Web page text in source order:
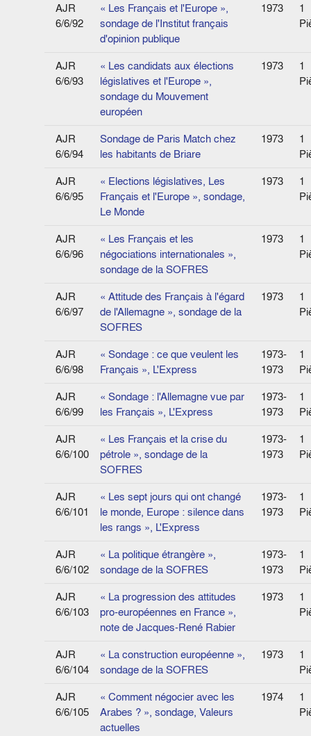
AJR
6/6/92
« Les Français et l'Europe »,
sondage de l'Institut français
d'opinion publique
1973
1
AJR
6/6/93
« Les candidats aux élections
législatives et l'Europe »,
sondage du Mouvement
européen
1973
1
AJR
6/6/94
Sondage de Paris Match chez
les habitants de Briare
1973
1
AJR
6/6/95
« Elections législatives, Les
Français et l'Europe », sondage,
Le Monde
1973
1
AJR
6/6/96
« Les Français et les
négociations internationales »,
sondage de la SOFRES
1973
1
AJR
6/6/97
« Attitude des Français à l'égard
de l'Allemagne », sondage de la
SOFRES
1973
1
AJR
6/6/98
« Sondage : ce que veulent les
Français », L'Express
1973-
1973
1
AJR
6/6/99
« Sondage : l'Allemagne vue par
les Français », L'Express
1973-
1973
1
AJR
6/6/100
« Les Français et la crise du
pétrole », sondage de la
SOFRES
1973-
1973
1
AJR
6/6/101
« Les sept jours qui ont changé
le monde, Europe : silence dans
les rangs », L'Express
1973-
1973
1
AJR
6/6/102
« La politique étrangère »,
sondage de la SOFRES
1973-
1973
1
AJR
6/6/103
« La progression des attitudes
pro-européennes en France »,
note de Jacques-René Rabier
1973
1
AJR
6/6/104
« La construction européenne »,
sondage de la SOFRES
1973
1
AJR
6/6/105
« Comment négocier avec les
Arabes ? », sondage, Valeurs
actuelles
1974
1